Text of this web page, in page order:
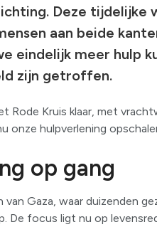
Deze
aan beide
eindelijk meer hulp
zijn getroffen.
Rode Kruis klaar, met
onze hulpverlening
op gang
Gaza, waar duizenden
De focus ligt nu op